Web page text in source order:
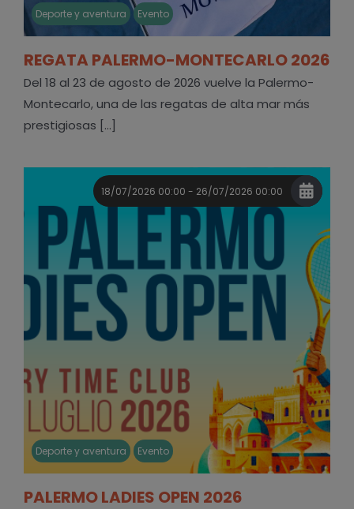
Deporte y aventura Evento
REGATA PALERMO-MONTECARLO 2026
Del 18 al 23 de agosto de 2026 vuelve la Palermo-
Montecarlo, una de las regatas de alta mar más
prestigiosas [...]
18/07/2026 00:00 - 26/07/2026 00:00
Deporte y aventura Evento
PALERMO LADIES OPEN 2026